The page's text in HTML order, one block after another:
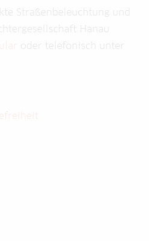
Straßenbeleuchtung und
Hanau
oder telefonisch unter